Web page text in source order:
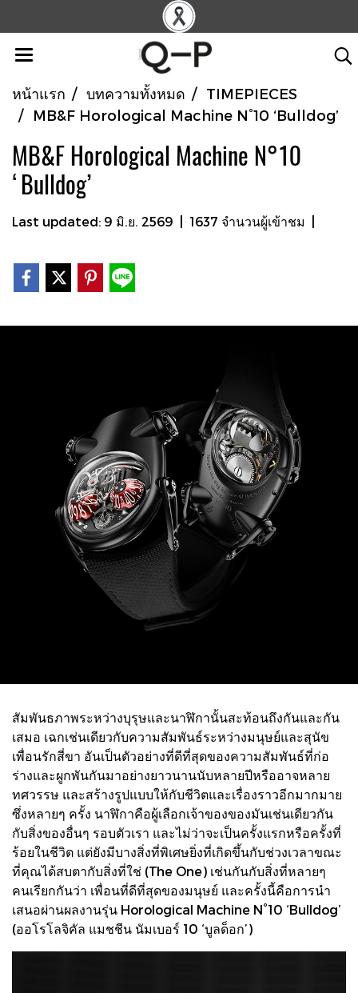
หน้าแรก บทความทั้งหมด
TIMEPIECES
MB&F Horological Machine N°10 ‘Bulldog’
MB&F Horological Machine N°10
‘Bulldog’
Last updated: 9 มิ.ย. 2569 1637 จำนวนผู้เข้าชม
สัมพันธภาพระหว่างบุรุษและนาฬิกานั้นสะท้อนถึงกันและกัน
เสมอ เฉกเช่นเดียวกับความสัมพันธ์ระหว่างมนุษย์และสุนัข
เพื่อนรักสี่ขา อันเป็นตัวอย่างที่ดีที่สุดของความสัมพันธ์ที่ก่อ
ร่างและผูกพันกันมาอย่างยาวนานนับหลายปีหรืออาจหลาย
ทศวรรษ และสร้างรูปแบบให้กับชีวิตและเรื่องราวอีกมากมาย
ซึ่งหลายๆ ครั้ง นาฬิกาคือผู้เลือกเจ้าของของมันเช่นเดียวกัน
กับสิ่งของอื่นๆ รอบตัวเรา และไม่ว่าจะเป็นครั้งแรกหรือครั้งที่
ร้อยในชีวิต แต่ยังมีบางสิ่งที่พิเศษยิ่งที่เกิดขึ้นกับช่วงเวลาขณะ
ที่คุณได้สบตากับสิ่งที่ใช่ (The One) เช่นกันกับสิ่งที่หลายๆ
คนเรียกกันว่า เพื่อนที่ดีที่สุดของมนุษย์ และครั้งนี้คือการนำ
เสนอผ่านผลงานรุ่น Horological Machine N°10 ‘Bulldog’
(ออโรโลจิคัล แมชชีน นัมเบอร์ 10 ‘บูลด็อก’)